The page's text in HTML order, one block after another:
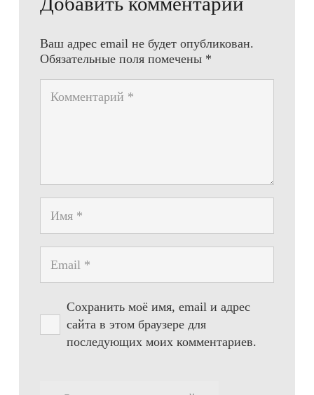
Ваш адрес email не будет опубликован.
Обязательные поля помечены *
Сохранить моё имя, email и адрес
сайта в этом браузере для
последующих моих комментариев.